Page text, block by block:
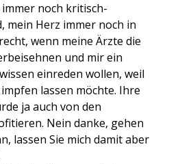
noch kritisch-
mein Herz immer noch in
wenn meine Ärzte die
und mir ein
einreden wollen, weil
lassen möchte. Ihre
ja auch von den
Nein danke, gehen
lassen Sie mich damit aber